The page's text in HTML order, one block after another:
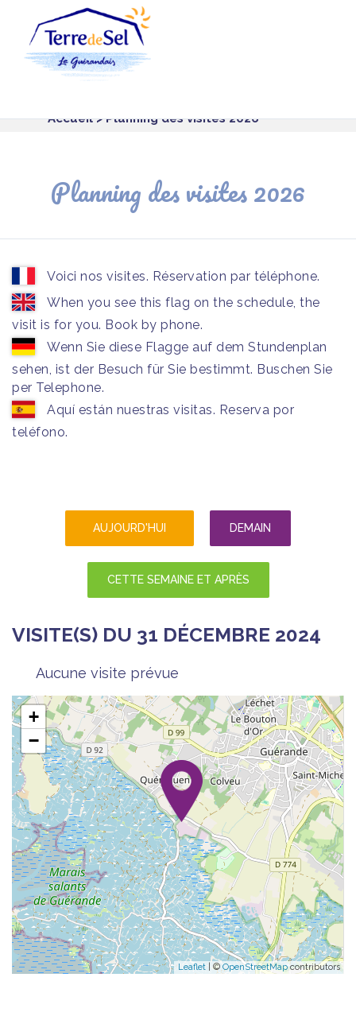
Accueil> Planning des visites 2026
Planning des visites 2026
Voici nos visites. Réservation par téléphone.
When you see this flag on the schedule, the
visit is for you. Book by phone.
Wenn Sie diese Flagge auf dem Stundenplan
sehen, ist der Besuch für Sie bestimmt. Buschen Sie
per Telephone.
Aquí están nuestras visitas. Reserva por
teléfono.
AUJOURD'HUI DEMAIN
CETTE SEMAINE ET APRÈS
VISITE(S) DU 31 DÉCEMBRE 2024
Aucune visite prévue
+
−
Leaflet | © OpenStreetMapcontributors
Panneau de gestion des cookies